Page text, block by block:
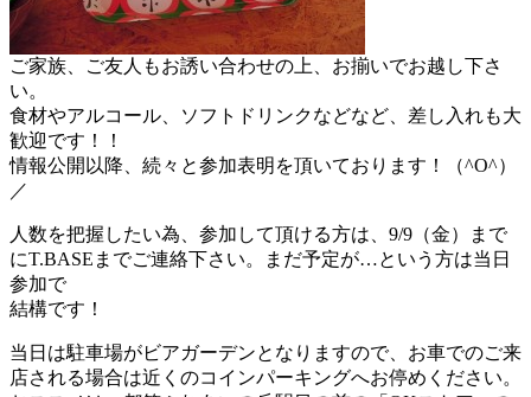
ご家族、ご友人もお誘い合わせの上、お揃いでお越し下さ
い。
食材やアルコール、ソフトドリンクなどなど、差し入れも大
歓迎です！！
情報公開以降、続々と参加表明を頂いております！（^O^）
／
人数を把握したい為、参加して頂ける方は、9/9（金）まで
にT.BASEまでご連絡下さい。まだ予定が…という方は当日
参加で
結構です！
当日は駐車場がビアガーデンとなりますので、お車でのご来
店される場合は近くのコインパーキングへお停めください。